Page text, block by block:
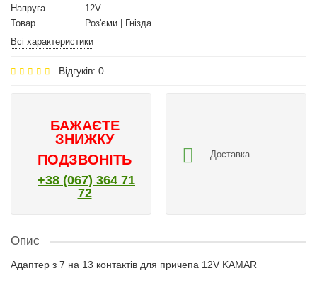
Напруга
12V
Товар
Роз'єми | Гнізда
Всі характеристики
Відгуків: 0
БАЖАЄТЕ
ЗНИЖКУ
ПОДЗВОНІТЬ
+38 (067) 364 71
72
Доставка
Опис
Адаптер з 7 на 13 контактів для причепа 12V KAMAR